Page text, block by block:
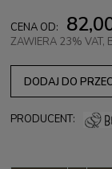
CENA OD:
ZAWIERA 23% VAT,
DODAJ DO
PRODUCENT: